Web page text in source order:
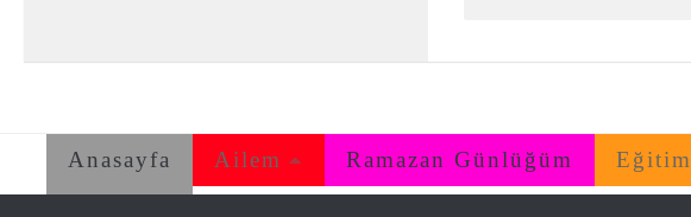
Anasayfa Ailem Ramazan Günlüğüm Eğitim